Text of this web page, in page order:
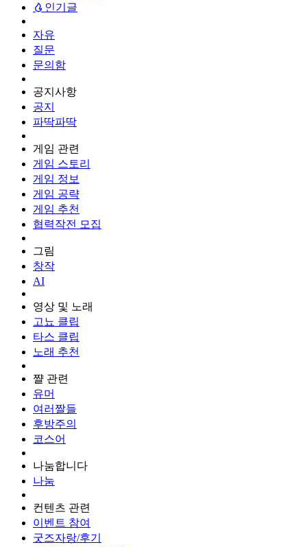
인기글
자유
질문
문의함
공지사항
공지
파딱파딱
게임 관련
게임 스토리
게임 정보
게임 공략
게임 추천
협력작전 모집
그림
창작
AI
영상 및 노래
고뇨 클립
타스 클립
노래 추천
쨜 관련
유머
여러짤들
후방주의
코스어
나눔합니다
나눔
컨텐츠 관련
이벤트 참여
굿즈자랑/후기